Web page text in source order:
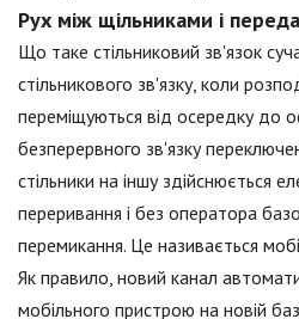
Рух між щільниками і
Що таке стільниковий зв'язок
стільникового зв'язку, коли
переміщуються від осередку до
безперервного зв'язку
стільники на іншу здійснюється
переривання і без оператора
перемикання. Це називається
Як правило, новий канал
мобільного пристрою на новій